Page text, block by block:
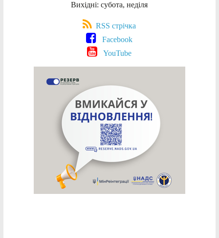
Вихідні: субота, неділя
RSS стрічка
Facebook
YouTube